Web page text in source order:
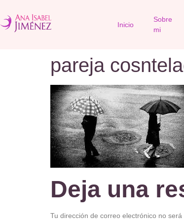
Inicio
Sobre
mi
pareja
Deja una
Tu dirección de correo electrónico no será